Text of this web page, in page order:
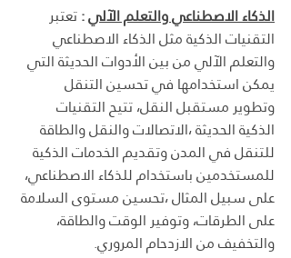
الذكاء الاصطناعي والتعلم الآلي : تعتبر
التقنيات الذكية مثل الذكاء الاصطناعي
والتعلم الآلي من بين الأدوات الحديثة التي
يمكن استخدامها في تحسين التنقل
وتطوير مستقبل النقل، تتيح التقنيات
الذكية الحديثة ،الاتصالات والنقل والطاقة
للتنقل في المدن وتقديم الخدمات الذكية
للمستخدمين باستخدام للذكاء الاصطناعي،
على سبيل المثال ،تحسين مستوى السلامة
على الطرقات، وتوفير الوقت والطاقة،
والتخفيف من الازدحام المروري.